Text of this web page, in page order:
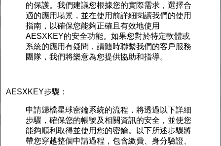
的保護。我們建議您根據您的實際需求，選擇合
適的應用場景，並在使用前詳細閱讀我們的使用
指南，以確保您能夠正確且有效地使用
AESXKEY的安全功能。如果您對於特定軟體或
系統的應用有疑問，請隨時聯繫我們的客戶服務
團隊，我們將樂意為您提供協助和指導。
AESXKEY步驟：
申請歸檔星球密鑰系統的流程，將透過以下詳細
步驟，確保您的帳號及相關資訊的安全，並使您
能夠順利取得並使用您的密鑰。以下所述步驟將
帶您穿越整個申請過程，包含繳費、身分驗證、